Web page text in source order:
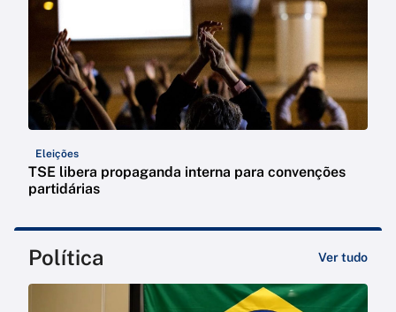
Eleições
TSE libera propaganda interna para convenções
partidárias
Política Ver tudo